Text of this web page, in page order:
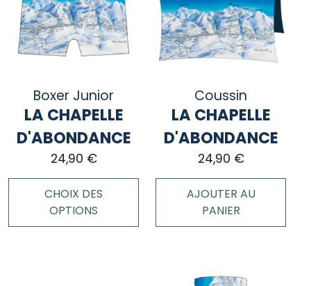
Les
options
peuvent
page
Les
options
peuvent
être
page
Boxer Junior
LA CHAPELLE
D'ABONDANCE
24,90 €
CHOIX DES
OPTIONS
Coussin
LA CHAPELLE
D'ABONDANCE
24,90 €
AJOUTER AU
PANIER